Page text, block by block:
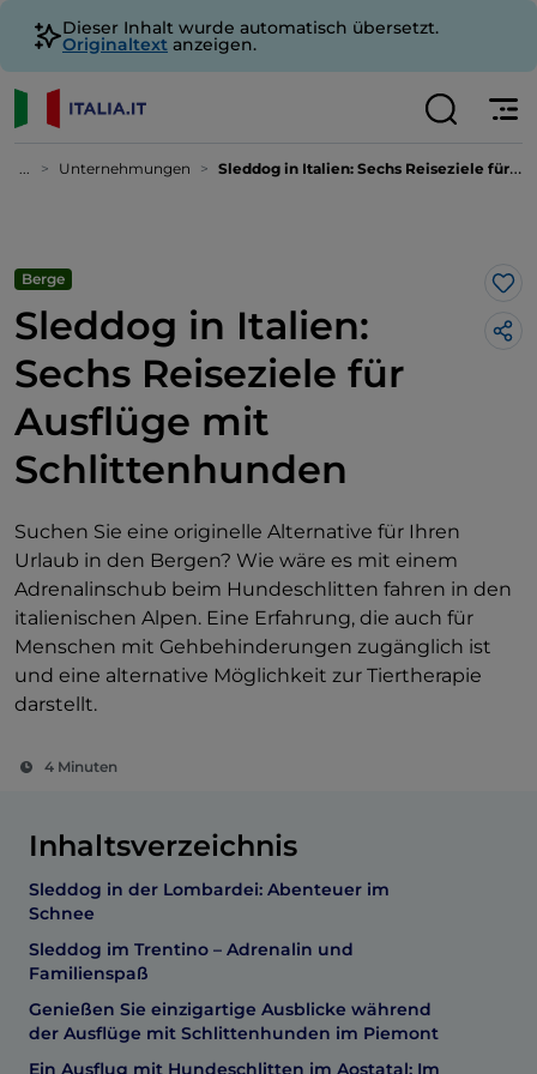
Dieser Inhalt wurde automatisch übersetzt.
Originaltext anzeigen.
... Unternehmungen Sleddog in Italien: Sechs Reiseziele für Ausflüge mit Schlittenhunden
Berge
Sleddog in Italien:
Sechs Reiseziele für
Ausflüge mit
Schlittenhunden
Suchen Sie eine originelle Alternative für Ihren
Urlaub in den Bergen? Wie wäre es mit einem
Adrenalinschub beim Hundeschlitten fahren in den
italienischen Alpen. Eine Erfahrung, die auch für
Menschen mit Gehbehinderungen zugänglich ist
und eine alternative Möglichkeit zur Tiertherapie
darstellt.
4 Minuten
Inhaltsverzeichnis
Sleddog in der Lombardei: Abenteuer im
Schnee
Sleddog im Trentino – Adrenalin und
Familienspaß
Genießen Sie einzigartige Ausblicke während
der Ausflüge mit Schlittenhunden im Piemont
Ein Ausflug mit Hundeschlitten im Aostatal: Im